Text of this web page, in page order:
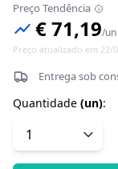
Preço Tendência
€ 71,19/un
Preço atualizado em 22/
Entrega sob
Quantidade (un):